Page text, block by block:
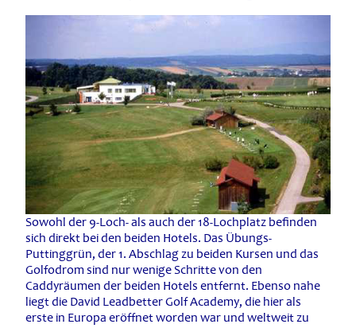
Sowohl der 9-Loch- als auch der 18-Lochplatz befinden
sich direkt bei den beiden Hotels. Das Übungs-
Puttinggrün, der 1. Abschlag zu beiden Kursen und das
Golfodrom sind nur wenige Schritte von den
Caddyräumen der beiden Hotels entfernt. Ebenso nahe
liegt die David Leadbetter Golf Academy, die hier als
erste in Europa eröffnet worden war und weltweit zu